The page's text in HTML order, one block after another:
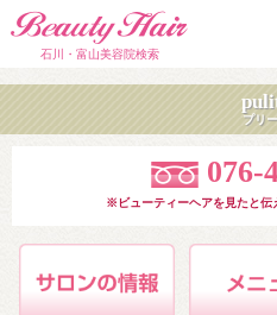
石川・富山美容院検索
プリ
076-
※ビューティーヘアを見たと伝